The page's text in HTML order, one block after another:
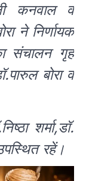
कनवाल व
ने निर्णायक
संचालन गृह
बोरा व
शर्मा,डॉ.
रहें।